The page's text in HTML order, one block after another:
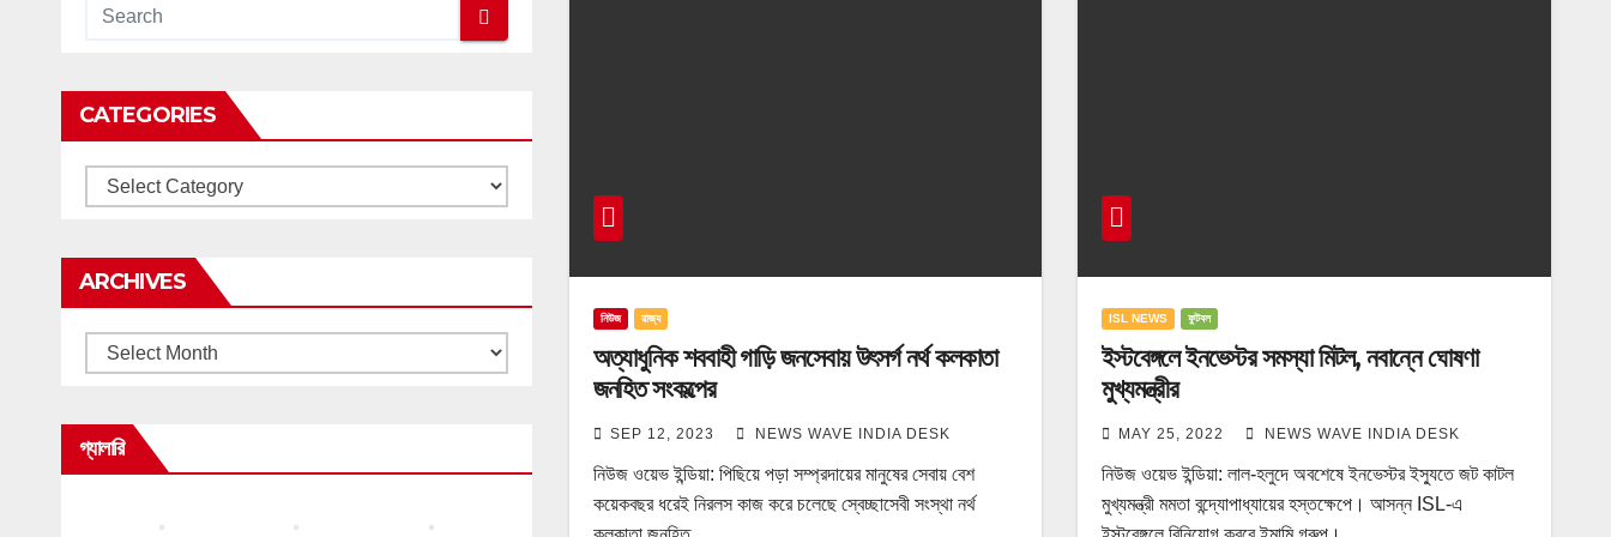
CATEGORIES
Categories
ARCHIVES
Archives
গ্যালারি
নিউজ রাজ্য
অত্যাধুনিক শববাহী গাড়ি জনসেবায় উৎসর্গ নর্থ কলকাতা
জনহিত সংকল্পের
SEP 12, 2023 NEWS WAVE INDIA DESK
নিউজ ওয়েভ ইন্ডিয়া: পিছিয়ে পড়া সম্প্রদায়ের মানুষের সেবায় বেশ
কয়েকবছর ধরেই নিরলস কাজ করে চলেছে স্বেচ্ছাসেবী সংস্থা নর্থ
ISL NEWS ফুটবল
ইস্টবেঙ্গলে ইনভেস্টর সমস্যা মিটল, নবান্নে ঘোষণা
মুখ্যমন্ত্রীর
MAY 25, 2022 NEWS WAVE INDIA DESK
নিউজ ওয়েভ ইন্ডিয়া: লাল-হলুদে অবশেষে ইনভেস্টর ইস্যুতে জট কাটল
মুখ্যমন্ত্রী মমতা বন্দ্যোপাধ্যায়ের হস্তক্ষেপে। আসন্ন ISL-এ